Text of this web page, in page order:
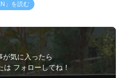
」を読む
が気に入ったら
は フォローしてね！